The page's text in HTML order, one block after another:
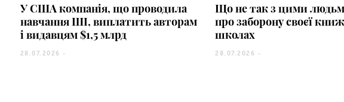
У США компанія, що проводила
навчання ШІ, виплатить авторам
і видавцям $1,5 млрд
28.07.2026 -
Що не так з цими
про заборону своєї
школах
28.07.2026 -